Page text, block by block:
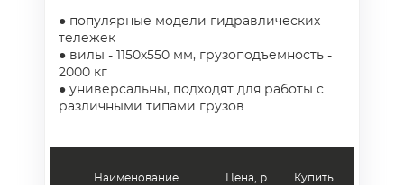
● популярные модели гидравлических
тележек
● вилы - 1150х550 мм, грузоподъемность -
2000 кг
● универсальны, подходят для работы с
различными типами грузов
Наименование Цена, р. Купить